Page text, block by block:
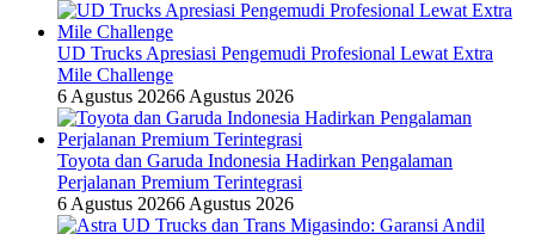
UD Trucks Apresiasi Pengemudi Profesional Lewat Extra
Mile Challenge
6 Agustus 20266 Agustus 2026
Toyota dan Garuda Indonesia Hadirkan Pengalaman
Perjalanan Premium Terintegrasi
6 Agustus 20266 Agustus 2026